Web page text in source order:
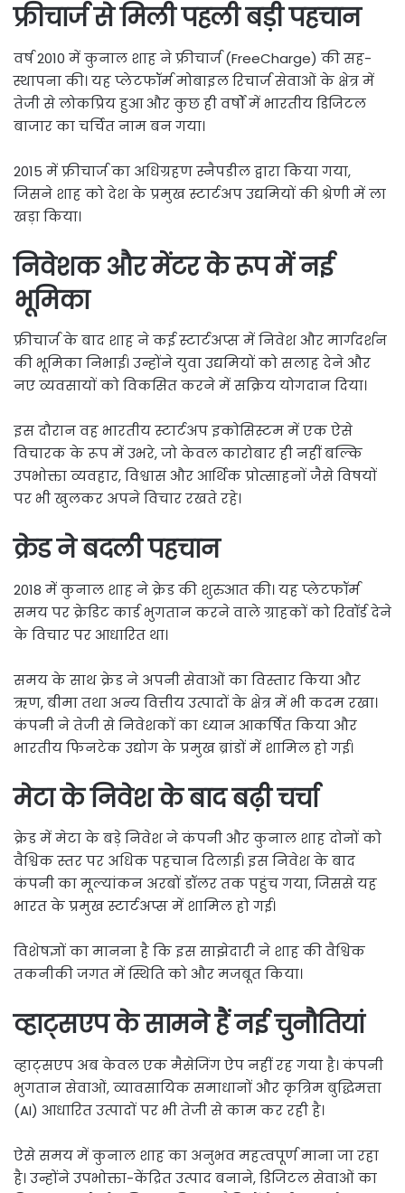
फ्रीचार्ज से मिली पहली बड़ी पहचान
वर्ष 2010 में कुनाल शाह ने फ्रीचार्ज (FreeCharge) की सह-
स्थापना की। यह प्लेटफॉर्म मोबाइल रिचार्ज सेवाओं के क्षेत्र में
तेजी से लोकप्रिय हुआ और कुछ ही वर्षों में भारतीय डिजिटल
बाजार का चर्चित नाम बन गया।
2015 में फ्रीचार्ज का अधिग्रहण स्नैपडील द्वारा किया गया,
जिसने शाह को देश के प्रमुख स्टार्टअप उद्यमियों की श्रेणी में ला
खड़ा किया।
निवेशक और मेंटर के रूप में नई
भूमिका
फ्रीचार्ज के बाद शाह ने कई स्टार्टअप्स में निवेश और मार्गदर्शन
की भूमिका निभाई। उन्होंने युवा उद्यमियों को सलाह देने और
नए व्यवसायों को विकसित करने में सक्रिय योगदान दिया।
इस दौरान वह भारतीय स्टार्टअप इकोसिस्टम में एक ऐसे
विचारक के रूप में उभरे, जो केवल कारोबार ही नहीं बल्कि
उपभोक्ता व्यवहार, विश्वास और आर्थिक प्रोत्साहनों जैसे विषयों
पर भी खुलकर अपने विचार रखते रहे।
क्रेड ने बदली पहचान
2018 में कुनाल शाह ने क्रेड की शुरुआत की। यह प्लेटफॉर्म
समय पर क्रेडिट कार्ड भुगतान करने वाले ग्राहकों को रिवॉर्ड देने
के विचार पर आधारित था।
समय के साथ क्रेड ने अपनी सेवाओं का विस्तार किया और
ऋण, बीमा तथा अन्य वित्तीय उत्पादों के क्षेत्र में भी कदम रखा।
कंपनी ने तेजी से निवेशकों का ध्यान आकर्षित किया और
भारतीय फिनटेक उद्योग के प्रमुख ब्रांडों में शामिल हो गई।
मेटा के निवेश के बाद बढ़ी चर्चा
क्रेड में मेटा के बड़े निवेश ने कंपनी और कुनाल शाह दोनों को
वैश्विक स्तर पर अधिक पहचान दिलाई। इस निवेश के बाद
कंपनी का मूल्यांकन अरबों डॉलर तक पहुंच गया, जिससे यह
भारत के प्रमुख स्टार्टअप्स में शामिल हो गई।
विशेषज्ञों का मानना है कि इस साझेदारी ने शाह की वैश्विक
तकनीकी जगत में स्थिति को और मजबूत किया।
व्हाट्सएप के सामने हैं नई चुनौतियां
व्हाट्सएप अब केवल एक मैसेजिंग ऐप नहीं रह गया है। कंपनी
भुगतान सेवाओं, व्यावसायिक समाधानों और कृत्रिम बुद्धिमत्ता
(AI) आधारित उत्पादों पर भी तेजी से काम कर रही है।
ऐसे समय में कुनाल शाह का अनुभव महत्वपूर्ण माना जा रहा
है। उन्होंने उपभोक्ता-केंद्रित उत्पाद बनाने, डिजिटल सेवाओं का